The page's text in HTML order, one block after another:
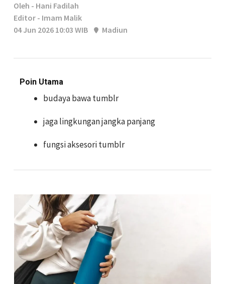
Oleh - Hani Fadilah
Editor - Imam Malik
04 Jun 2026 10:03 WIB
Madiun
Poin Utama
budaya bawa tumblr
jaga lingkungan jangka panjang
fungsi aksesori tumblr